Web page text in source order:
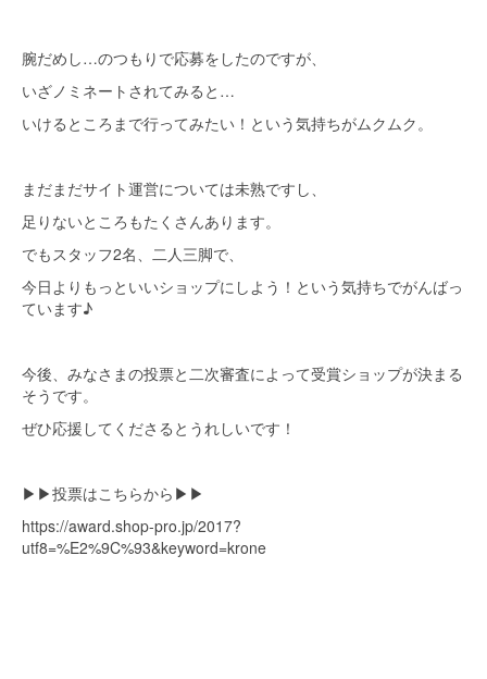
腕だめし…のつもりで応募をしたのですが、
いざノミネートされてみると…
いけるところまで行ってみたい！という気持ちがムクムク。
まだまだサイト運営については未熟ですし、
足りないところもたくさんあります。
でもスタッフ2名、二人三脚で、
今日よりもっといいショップにしよう！という気持ちでがんばっ
ています♪
今後、みなさまの投票と二次審査によって受賞ショップが決まる
そうです。
ぜひ応援してくださるとうれしいです！
▶▶投票はこちらから▶▶
https://award.shop-pro.jp/2017?
utf8=%E2%9C%93&keyword=krone